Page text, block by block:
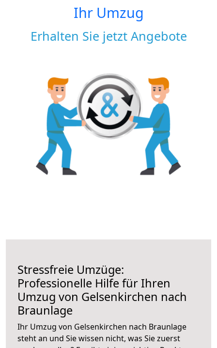
Ihr Umzug
Erhalten Sie jetzt Angebote
Stressfreie Umzüge:
Professionelle Hilfe für Ihren
Umzug von Gelsenkirchen nach
Braunlage
Ihr Umzug von Gelsenkirchen nach Braunlage
steht an und Sie wissen nicht, was Sie zuerst